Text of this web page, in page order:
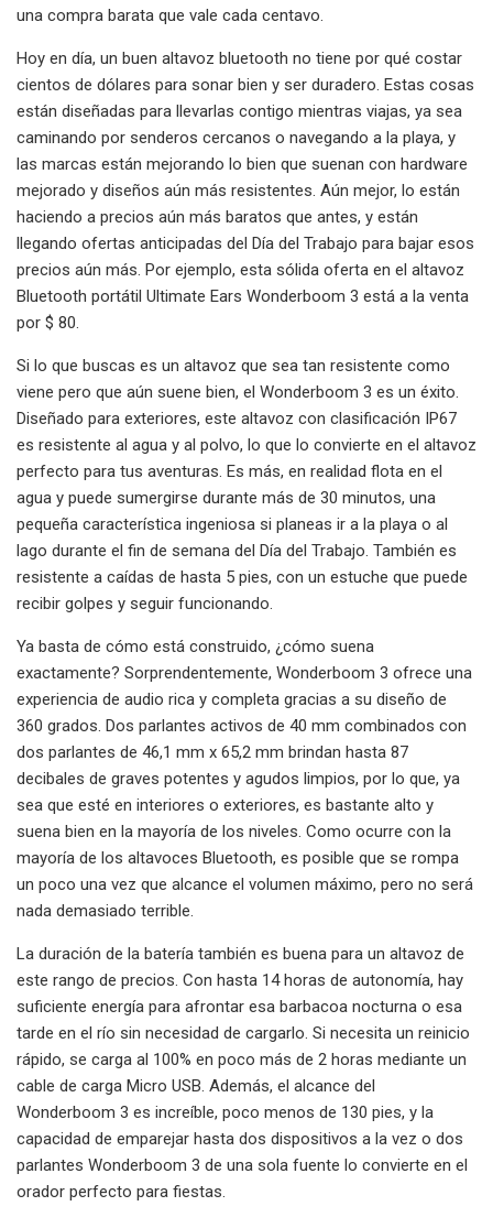
una compra barata que vale cada centavo.
Hoy en día, un buen altavoz bluetooth no tiene por qué costar
cientos de dólares para sonar bien y ser duradero. Estas cosas
están diseñadas para llevarlas contigo mientras viajas, ya sea
caminando por senderos cercanos o navegando a la playa, y
las marcas están mejorando lo bien que suenan con hardware
mejorado y diseños aún más resistentes. Aún mejor, lo están
haciendo a precios aún más baratos que antes, y están
llegando ofertas anticipadas del Día del Trabajo para bajar esos
precios aún más. Por ejemplo, esta sólida oferta en el altavoz
Bluetooth portátil Ultimate Ears Wonderboom 3 está a la venta
por $ 80.
Si lo que buscas es un altavoz que sea tan resistente como
viene pero que aún suene bien, el Wonderboom 3 es un éxito.
Diseñado para exteriores, este altavoz con clasificación IP67
es resistente al agua y al polvo, lo que lo convierte en el altavoz
perfecto para tus aventuras. Es más, en realidad flota en el
agua y puede sumergirse durante más de 30 minutos, una
pequeña característica ingeniosa si planeas ir a la playa o al
lago durante el fin de semana del Día del Trabajo. También es
resistente a caídas de hasta 5 pies, con un estuche que puede
recibir golpes y seguir funcionando.
Ya basta de cómo está construido, ¿cómo suena
exactamente? Sorprendentemente, Wonderboom 3 ofrece una
experiencia de audio rica y completa gracias a su diseño de
360 ​​grados. Dos parlantes activos de 40 mm combinados con
dos parlantes de 46,1 mm x 65,2 mm brindan hasta 87
decibales de graves potentes y agudos limpios, por lo que, ya
sea que esté en interiores o exteriores, es bastante alto y
suena bien en la mayoría de los niveles. Como ocurre con la
mayoría de los altavoces Bluetooth, es posible que se rompa
un poco una vez que alcance el volumen máximo, pero no será
nada demasiado terrible.
La duración de la batería también es buena para un altavoz de
este rango de precios. Con hasta 14 horas de autonomía, hay
suficiente energía para afrontar esa barbacoa nocturna o esa
tarde en el río sin necesidad de cargarlo. Si necesita un reinicio
rápido, se carga al 100% en poco más de 2 horas mediante un
cable de carga Micro USB. Además, el alcance del
Wonderboom 3 es increíble, poco menos de 130 pies, y la
capacidad de emparejar hasta dos dispositivos a la vez o dos
parlantes Wonderboom 3 de una sola fuente lo convierte en el
orador perfecto para fiestas.